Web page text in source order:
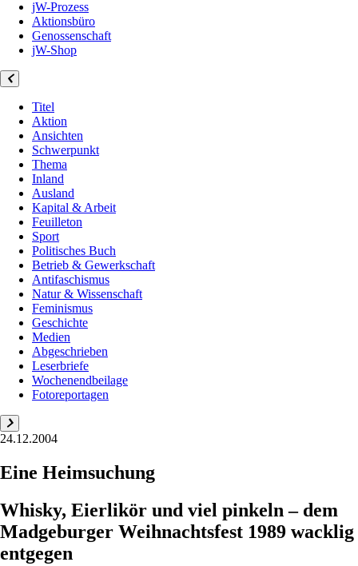
jW-Prozess
Aktionsbüro
Genossenschaft
jW-Shop
Titel
Aktion
Ansichten
Schwerpunkt
Thema
Inland
Ausland
Kapital & Arbeit
Feuilleton
Sport
Politisches Buch
Betrieb & Gewerkschaft
Antifaschismus
Natur & Wissenschaft
Feminismus
Geschichte
Medien
Abgeschrieben
Leserbriefe
Wochenendbeilage
Fotoreportagen
24.12.2004
Eine Heimsuchung
Whisky, Eierlikör und viel pinkeln – dem
Madgeburger Weihnachtsfest 1989 wacklig
entgegen